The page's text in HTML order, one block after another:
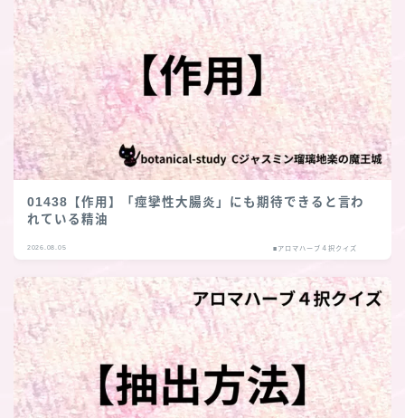
01438【作用】「痙攣性大腸炎」にも期待できると言わ
れている精油
2026.08.05 ■アロマハーブ４択クイズ